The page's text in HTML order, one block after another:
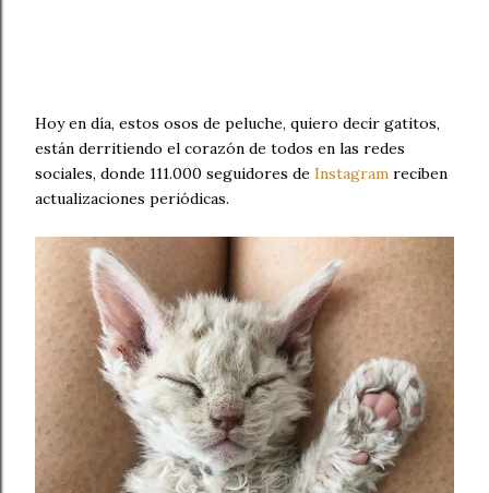
Hoy en día, estos osos de peluche, quiero decir gatitos,
están derritiendo el corazón de todos en las redes
sociales, donde 111.000 seguidores de Instagram reciben
actualizaciones periódicas.